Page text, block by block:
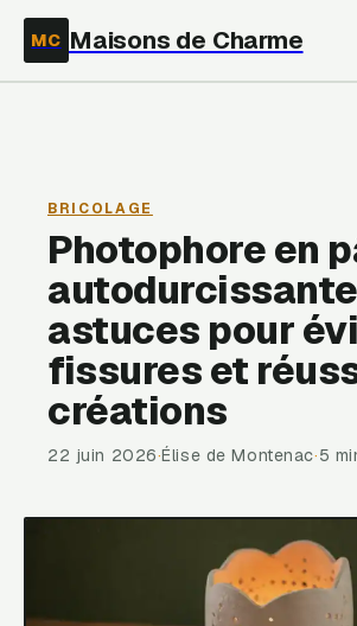
MC Maisons de Charme
BRICOLAGE
Photophore en
astuces pour
fissures et
créations
22 juin 2026·Élise de Montenac·5